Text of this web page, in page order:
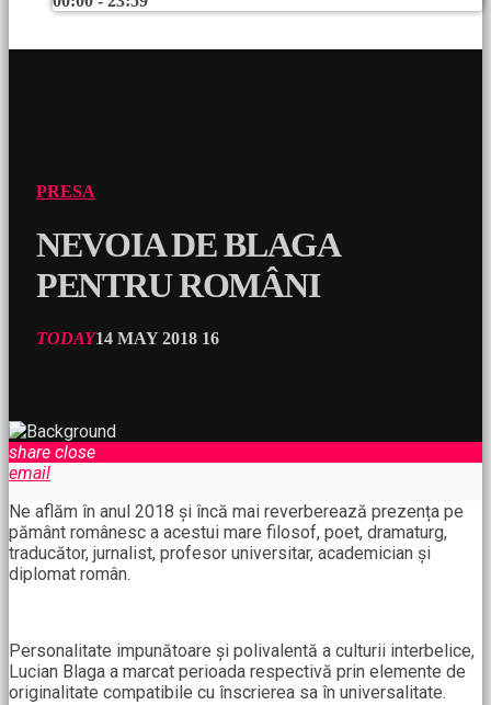
PRESA
NEVOIA DE BLAGA
PENTRU ROMÂNI
TODAY14 MAY 2018 16
share close
email
Ne aflăm în anul 2018 și încă mai reverberează prezența pe
pământ românesc a acestui mare filosof, poet, dramaturg,
traducător, jurnalist, profesor universitar, academician și
diplomat român.
Personalitate impunătoare și polivalentă a culturii interbelice,
Lucian Blaga a marcat perioada respectivă prin elemente de
originalitate compatibile cu înscrierea sa în universalitate.